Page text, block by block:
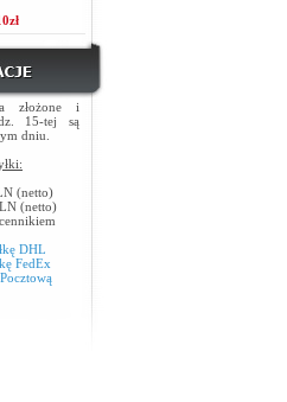
złożone i
15-tej są
dniu.
(netto)
(netto)
DHL
FedEx